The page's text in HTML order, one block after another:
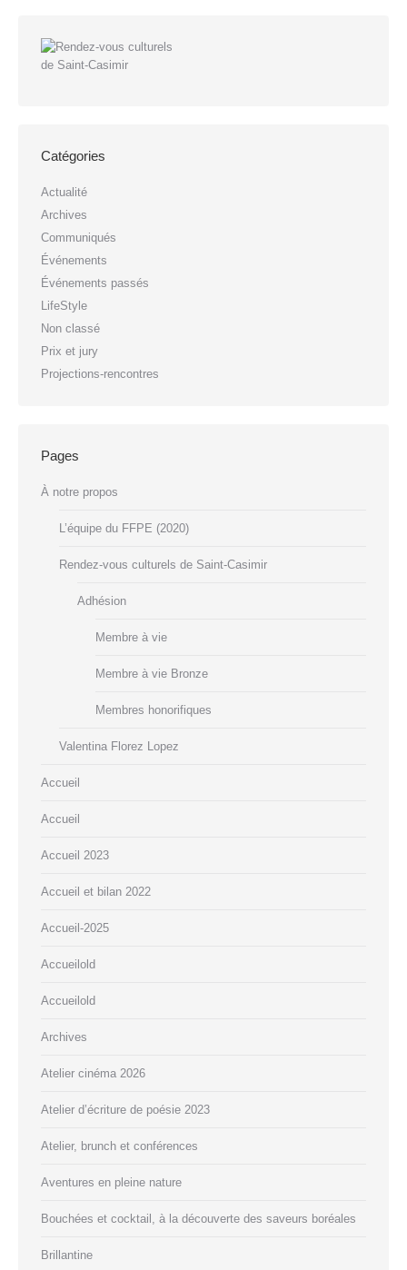
Catégories
Actualité
Archives
Communiqués
Événements
Événements passés
LifeStyle
Non classé
Prix et jury
Projections-rencontres
Pages
À notre propos
L’équipe du FFPE (2020)
Rendez-vous culturels de Saint-Casimir
Adhésion
Membre à vie
Membre à vie Bronze
Membres honorifiques
Valentina Florez Lopez
Accueil
Accueil
Accueil 2023
Accueil et bilan 2022
Accueil-2025
Accueilold
Accueilold
Archives
Atelier cinéma 2026
Atelier d’écriture de poésie 2023
Atelier, brunch et conférences
Aventures en pleine nature
Bouchées et cocktail, à la découverte des saveurs boréales
Brillantine